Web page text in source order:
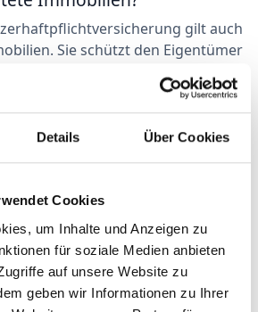
Details Über Cookies
Cookies
um Inhalte und Anzeigen zu
für soziale Medien anbieten
auf unsere Website zu
geben wir Informationen zu Ihrer
gilt auch
Sie schützt den Eigentümer
die sich auf dem Grundstück oder
besteht keine gesetzliche
einer
Allerdings kann
solchen Versicherung in
bei Vermietung oder